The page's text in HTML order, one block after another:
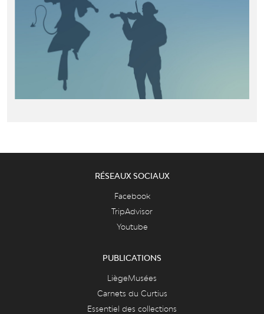
RÉSEAUX SOCIAUX
Facebook
TripAdvisor
Youtube
PUBLICATIONS
LiègeMusées
Carnets du Curtius
Essentiel des collections